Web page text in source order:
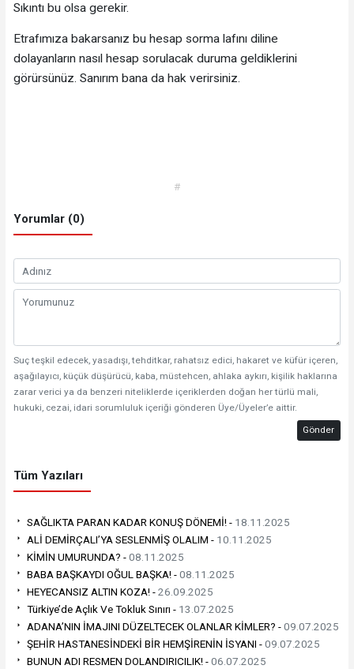
Sıkıntı bu olsa gerekir.
Etrafımıza bakarsanız bu hesap sorma lafını diline
dolayanların nasıl hesap sorulacak duruma geldiklerini
görürsünüz. Sanırım bana da hak verirsiniz.
#
Yorumlar (0)
Suç teşkil edecek, yasadışı, tehditkar, rahatsız edici, hakaret ve küfür içeren,
aşağılayıcı, küçük düşürücü, kaba, müstehcen, ahlaka aykırı, kişilik haklarına
zarar verici ya da benzeri niteliklerde içeriklerden doğan her türlü mali,
hukuki, cezai, idari sorumluluk içeriği gönderen Üye/Üyeler’e aittir.
Gönder
Tüm Yazıları
SAĞLIKTA PARAN KADAR KONUŞ DÖNEMİ! - 18.11.2025
ALİ DEMİRÇALI’YA SESLENMİŞ OLALIM - 10.11.2025
KİMİN UMURUNDA? -08.11.2025
BABA BAŞKAYDI OĞUL BAŞKA! -08.11.2025
HEYECANSIZ ALTIN KOZA! -26.09.2025
Türkiye’de Açlık Ve Tokluk Sınırı - 13.07.2025
ADANA’NIN İMAJINI DÜZELTECEK OLANLAR KİMLER? -09.07.2025
ŞEHİR HASTANESİNDEKİ BİR HEMŞİRENİN İSYANI -09.07.2025
BUNUN ADI RESMEN DOLANDIRICILIK! -06.07.2025